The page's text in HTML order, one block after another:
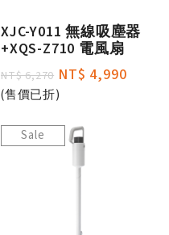
XJC-Y011 無線吸塵器
+XQS-Z710 電風扇
NT$ 6,270 NT$ 4,990
(售價已折)
Sale